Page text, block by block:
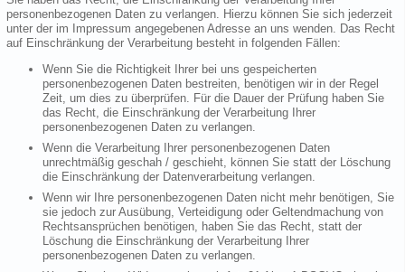
personenbezogenen Daten zu verlangen. Hierzu können Sie sich jederzeit
unter der im Impressum angegebenen Adresse an uns wenden. Das Recht
auf Einschränkung der Verarbeitung besteht in folgenden Fällen:
Wenn Sie die Richtigkeit Ihrer bei uns gespeicherten
personenbezogenen Daten bestreiten, benötigen wir in der Regel
Zeit, um dies zu überprüfen. Für die Dauer der Prüfung haben Sie
das Recht, die Einschränkung der Verarbeitung Ihrer
personenbezogenen Daten zu verlangen.
Wenn die Verarbeitung Ihrer personenbezogenen Daten
unrechtmäßig geschah / geschieht, können Sie statt der Löschung
die Einschränkung der Datenverarbeitung verlangen.
Wenn wir Ihre personenbezogenen Daten nicht mehr benötigen, Sie
sie jedoch zur Ausübung, Verteidigung oder Geltendmachung von
Rechtsansprüchen benötigen, haben Sie das Recht, statt der
Löschung die Einschränkung der Verarbeitung Ihrer
personenbezogenen Daten zu verlangen.